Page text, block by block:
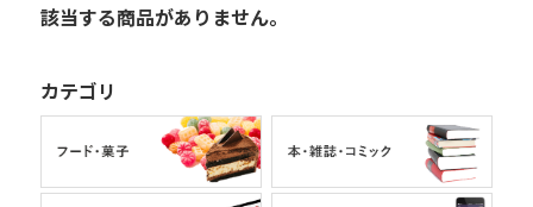
該当する商品がありません。
カテゴリ